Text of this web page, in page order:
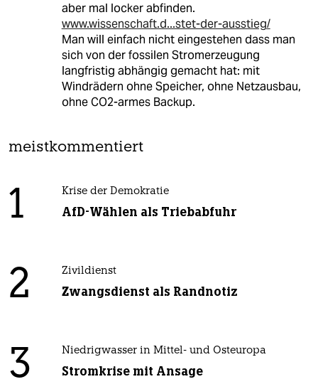
aber mal locker abfinden.
www.wissenschaft.d...stet-der-ausstieg/
Man will einfach nicht eingestehen dass man
sich von der fossilen Stromerzeugung
langfristig abhängig gemacht hat: mit
Windrädern ohne Speicher, ohne Netzausbau,
ohne CO2-armes Backup.
meistkommentiert
1 Krise der Demokratie
AfD-Wählen als Triebabfuhr
2 Zivildienst
Zwangsdienst als Randnotiz
3 Niedrigwasser in Mittel- und Osteuropa
Stromkrise mit Ansage